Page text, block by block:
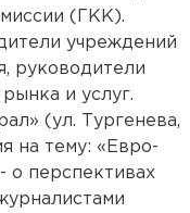
(ГКК).
учреждений
руководители
и услуг.
(ул. Тургенева,
на тему: «Евро-
о перспективах